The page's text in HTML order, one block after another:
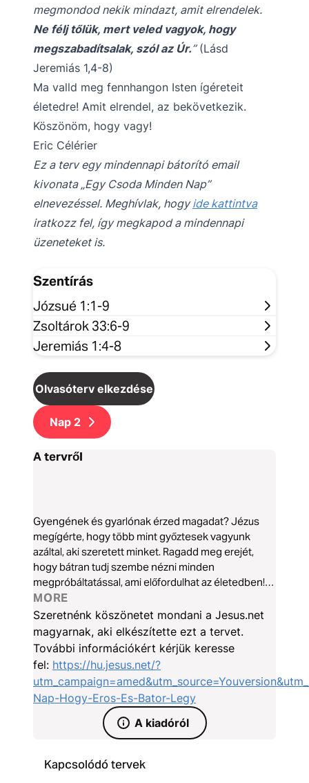
megmondod nekik mindazt, amit elrendelek.
Ne félj tőlük, mert veled vagyok, hogy
megszabadítsalak, szól az Úr.”(Lásd
Jeremiás 1,4-8)
Ma valld meg fennhangon Isten ígéreteit
életedre! Amit elrendel, az bekövetkezik.
Köszönöm, hogy vagy!
Eric Célérier
Ez a terv egy mindennapi bátorító email
kivonata „Egy Csoda Minden Nap”
elnevezéssel. Meghívlak, hogyide kattintva
iratkozz fel, így megkapod a mindennapi
üzeneteket is.
Szentírás
Józsué 1:1-9
Zsoltárok 33:6-9
Jeremiás 1:4-8
Olvasóterv elkezdése
Nap 2
A tervről
Gyengének és gyarlónak érzed magadat? Jézus
megígérte, hogy több mint győztesek vagyunk
azáltal, aki szeretett minket. Ragadd meg erejét,
hogy bátran tudj szembe nézni minden
megpróbáltatással, ami előfordulhat az életedben!
Egy hét napos olvasótervet ajánlok fel neked most,
mely megtanít, miként tudod megengedni az Úrnak,
hogy ellásson mindennel, valamint erőssé és
bátorrá tegyen. Készen állsz? Életed meg fog
változni!
MORE
Szeretnénk köszönetet mondani a Jesus.net
magyarnak, aki elkészítette ezt a tervet.
További információkért kérjük keresse
fel: https://hu.jesus.net/?
Nap-Hogy-Eros-Es-Bator-Legy
A kiadóról
Kapcsolódó tervek